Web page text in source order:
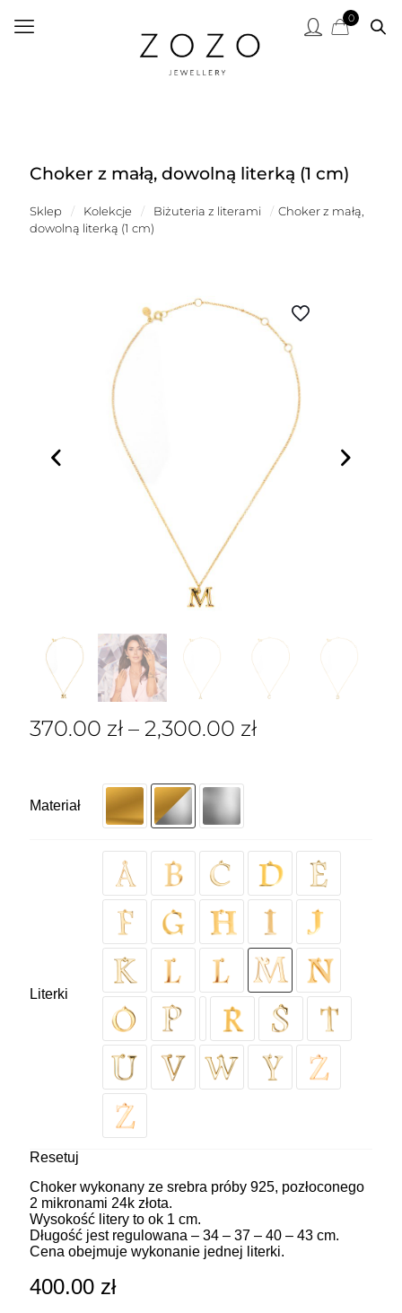
0
Choker z małą, dowolną literką (1 cm)
Sklep / Kolekcje / Biżuteria z literami / Choker z małą,
dowolną literką (1 cm)
370.00 zł – 2,300.00 zł
Materiał
Literki
Resetuj
Choker wykonany ze srebra próby 925, pozłoconego
2 mikronami 24k złota.
Wysokość litery to ok 1 cm.
Długość jest regulowana – 34 – 37 – 40 – 43 cm.
Cena obejmuje wykonanie jednej literki.
400.00 zł